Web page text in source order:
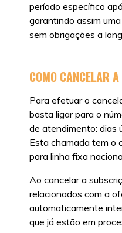
período específico
garantindo assim
sem obrigações a
COMO CANCELAR
Para efetuar o
basta ligar para o
de atendimento: dias
Esta chamada tem o
para linha fixa
Ao cancelar a
relacionados com a
automaticamente
que já estão em